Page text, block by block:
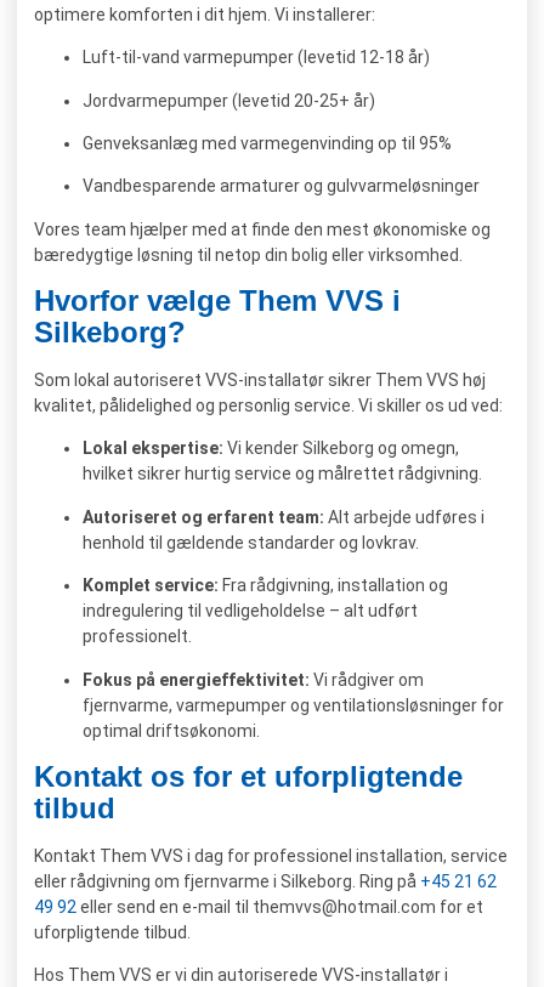
optimere komforten i dit hjem. Vi installerer:
Luft-til-vand varmepumper (levetid 12-18 år)
Jordvarmepumper (levetid 20-25+ år)
Genveksanlæg med varmegenvinding op til 95%
Vandbesparende armaturer og gulvvarmeløsninger
Vores team hjælper med at finde den mest økonomiske og
bæredygtige løsning til netop din bolig eller virksomhed.
Hvorfor vælge Them VVS i
Silkeborg?
Som lokal autoriseret VVS-installatør sikrer Them VVS høj
kvalitet, pålidelighed og personlig service. Vi skiller os ud ved:
Lokal ekspertise: Vi kender Silkeborg og omegn,
hvilket sikrer hurtig service og målrettet rådgivning.
Autoriseret og erfarent team: Alt arbejde udføres i
henhold til gældende standarder og lovkrav.
Komplet service: Fra rådgivning, installation og
indregulering til vedligeholdelse – alt udført
professionelt.
Fokus på energieffektivitet: Vi rådgiver om
fjernvarme, varmepumper og ventilationsløsninger for
optimal driftsøkonomi.
Kontakt os for et uforpligtende
tilbud
Kontakt Them VVS i dag for professionel installation, service
eller rådgivning om fjernvarme i Silkeborg. Ring på +45 21 62
49 92 eller send en e-mail til themvvs@hotmail.com for et
uforpligtende tilbud.
Hos Them VVS er vi din autoriserede VVS-installatør i